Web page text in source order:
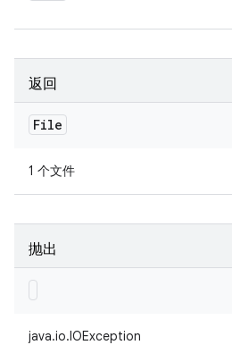
返回
File
1 个文件
抛出
java.io.IOException